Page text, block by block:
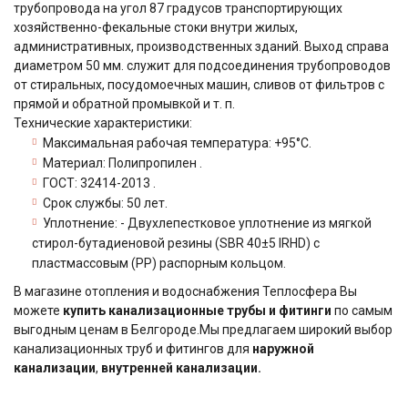
трубопровода на угол 87 градусов транспортирующих
хозяйственно-фекальные стоки внутри жилых,
административных, производственных зданий. Выход справа
диаметром 50 мм. служит для подсоединения трубопроводов
от стиральных, посудомоечных машин, сливов от фильтров с
прямой и обратной промывкой и т. п.
Технические характеристики:
Максимальная рабочая температура: +95°С.
Материал: Полипропилен .
ГОСТ: 32414-2013 .
Срок службы: 50 лет.
Уплотнение: - Двухлепестковое уплотнение из мягкой
стирол-бутадиеновой резины (SBR 40±5 IRHD) с
пластмассовым (РР) распорным кольцом.
В магазине отопления и водоснабжения Теплосфера Вы
можете купить канализационные трубы и фитинги по самым
выгодным ценам в Белгороде.Мы предлагаем широкий выбор
канализационных труб и фитингов для наружной
канализации, внутренней канализации.